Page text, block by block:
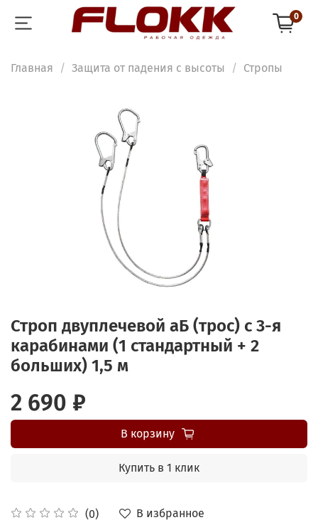
0
Главная Защита от падения с высоты Стропы
Строп двуплечевой аБ (трос) с 3-я
карабинами (1 стандартный + 2
больших) 1,5 м
(0)
В избранное
2 690 ₽
В корзину
Купить в 1 клик